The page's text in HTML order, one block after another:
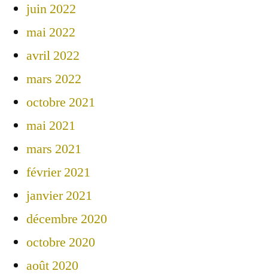
juin 2022
mai 2022
avril 2022
mars 2022
octobre 2021
mai 2021
mars 2021
février 2021
janvier 2021
décembre 2020
octobre 2020
août 2020